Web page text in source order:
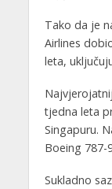
Tako da je
Airlines
leta,
tjedna leta
Singapuru.
Boeing 787-
Sukladno